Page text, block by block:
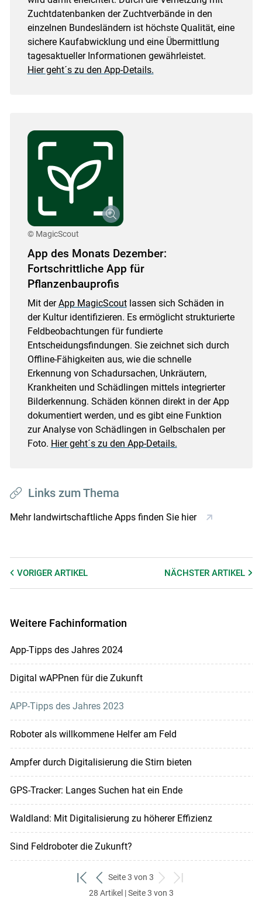
Zuchtdatenbanken der Zuchtverbände in den
einzelnen Bundesländern ist höchste Qualität, eine
sichere Kaufabwicklung und eine Übermittlung
tagesaktueller Informationen gewährleistet.
Hier geht´s zu den App-Details.
© MagicScout
App des Monats Dezember:
Fortschrittliche App für
Pflanzenbauprofis
Mit derApp MagicScoutlassen sich Schäden in
der Kultur identifizieren. Es ermöglicht strukturierte
Feldbeobachtungen für fundierte
Entscheidungsfindungen. Sie zeichnet sich durch
Offline-Fähigkeiten aus, wie die schnelle
Erkennung von Schadursachen, Unkräutern,
Krankheiten und Schädlingen mittels integrierter
Bilderkennung. Schäden können direkt in der App
dokumentiert werden, und es gibt eine Funktion
zur Analyse von Schädlingen in Gelbschalen per
Foto. Hier geht´s zu den App-Details.
Links zum Thema
Mehr landwirtschaftliche Apps finden Sie hier
VORIGER ARTIKEL NÄCHSTERARTIKEL
Weitere Fachinformation
App-Tipps des Jahres 2024
Digital wAPPnen für die Zukunft
APP-Tipps des Jahres 2023
Roboter als willkommene Helfer am Feld
Ampfer durch Digitalisierung die Stirn bieten
GPS-Tracker: Langes Suchen hat ein Ende
Waldland: Mit Digitalisierung zu höherer Effizienz
Sind Feldroboter die Zukunft?
zum
ersten
zurück
zum
Seite 3 von 3
weiter
zum
zum
28 Artikel | Seite 3 von 3